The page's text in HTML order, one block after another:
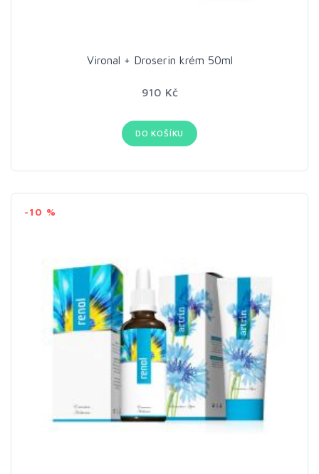
Vironal + Droserin krém 50ml
910 Kč
DO KOŠÍKU
-10 %